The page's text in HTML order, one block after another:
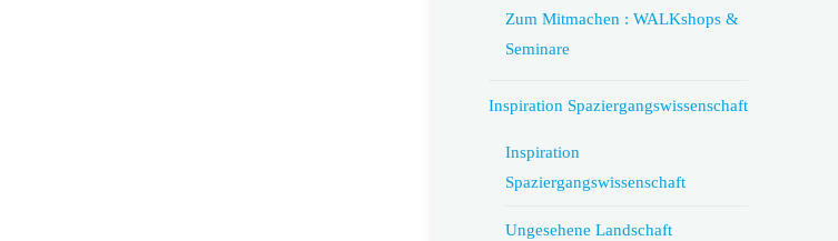
Zum Mitmachen : WALKshops &
Seminare
Inspiration Spaziergangswissenschaft
Inspiration
Spaziergangswissenschaft
Ungesehene Landschaft